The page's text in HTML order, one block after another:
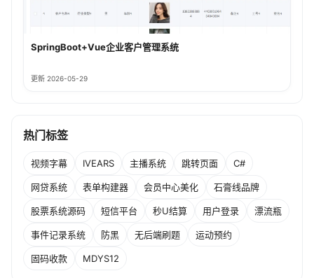
SpringBoot+Vue企业客户管理系统
更新 2026-05-29
热门标签
视频字幕 IVEARS 主播系统 跳转页面 C#
网贷系统 表单构建器 会员中心美化 石膏线品牌
股票系统源码 短信平台 秒U结算 用户登录 漂流瓶
事件记录系统 防黑 无后端刷题 运动预约
固码收款 MDYS12